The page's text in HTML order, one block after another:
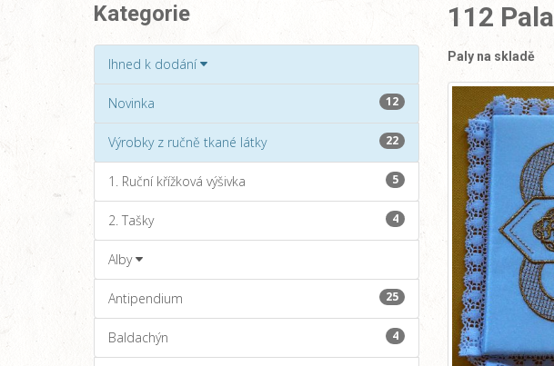
Kategorie
Ihned k dodání
Novinka 12
Výrobky z ručně tkané látky 22
1. Ruční křížková výšivka 5
2. Tašky 4
Alby
Antipendium 25
Baldachýn 4
112 Pala
Paly na skladě